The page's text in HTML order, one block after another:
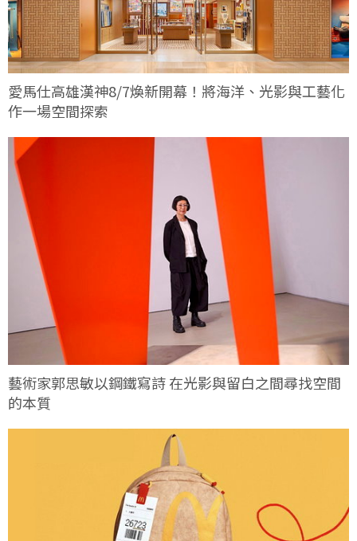
愛馬仕高雄漢神8/7煥新開幕！將海洋、光影與工藝化
作一場空間探索
藝術家郭思敏以鋼鐵寫詩 在光影與留白之間尋找空間
的本質